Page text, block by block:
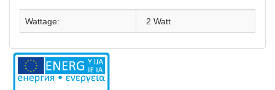
Wattage: 2 Watt